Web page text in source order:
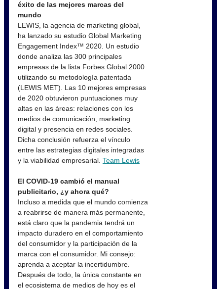
éxito de las mejores marcas del
mundo
LEWIS, la agencia de marketing global,
ha lanzado su estudio Global Marketing
Engagement Index™ 2020. Un estudio
donde analiza las 300 principales
empresas de la lista Forbes Global 2000
utilizando su metodología patentada
(LEWIS MET). Las 10 mejores empresas
de 2020 obtuvieron puntuaciones muy
altas en las áreas: relaciones con los
medios de comunicación, marketing
digital y presencia en redes sociales.
Dicha conclusión refuerza el vínculo
entre las estrategias digitales integradas
y la viabilidad empresarial. Team Lewis
El COVID-19 cambió el manual
publicitario, ¿y ahora qué?
Incluso a medida que el mundo comienza
a reabrirse de manera más permanente,
está claro que la pandemia tendrá un
impacto duradero en el comportamiento
del consumidor y la participación de la
marca con el consumidor. Mi consejo:
aprenda a aceptar la incertidumbre.
Después de todo, la única constante en
el ecosistema de medios de hoy es el